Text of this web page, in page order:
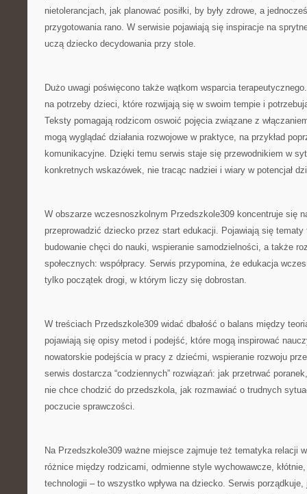
nietolerancjach, jak planować posiłki, by były zdrowe, a
przygotowania rano. W serwisie pojawiają się inspiracje na
uczą dziecko decydowania przy stole.
Dużo uwagi poświęcono także wątkom wsparcia
na potrzeby dzieci, które rozwijają się w swoim tempie i
Teksty pomagają rodzicom oswoić pojęcia związane z
mogą wyglądać działania rozwojowe w praktyce, na przykład
komunikacyjne. Dzięki temu serwis staje się przewodnikiem w
konkretnych wskazówek, nie tracąc nadziei i wiary w potencjał
W obszarze wczesnoszkolnym Przedszkole309 koncentruje się
przeprowadzić dziecko przez start edukacji. Pojawiają się tematy
budowanie chęci do nauki, wspieranie samodzielności, a także
społecznych: współpracy. Serwis przypomina, że edukacja
tylko początek drogi, w którym liczy się dobrostan.
W treściach Przedszkole309 widać dbałość o balans między
pojawiają się opisy metod i podejść, które mogą inspirować
nowatorskie podejścia w pracy z dziećmi, wspieranie rozwoju
serwis dostarcza “codziennych” rozwiązań: jak przetrwać
nie chce chodzić do przedszkola, jak rozmawiać o trudnych
poczucie sprawczości.
Na Przedszkole309 ważne miejsce zajmuje też tematyka relacji
różnice między rodzicami, odmienne style wychowawcze,
technologii – to wszystko wpływa na dziecko. Serwis